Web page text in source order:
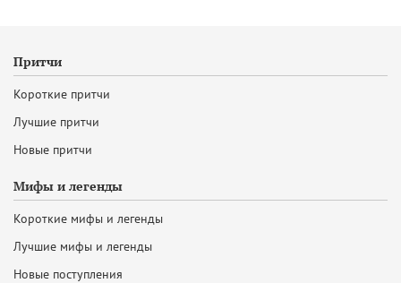
Притчи
Короткие притчи
Лучшие притчи
Новые притчи
Мифы и легенды
Короткие мифы и легенды
Лучшие мифы и легенды
Новые поступления